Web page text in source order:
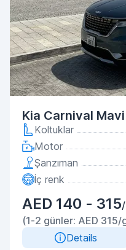
Kia Carnival
Koltuklar
Motor
Şanzıman
İç renk
AED 140 - 315
(1-2 günler: AED 315/
Details